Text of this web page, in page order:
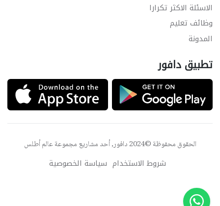
الاسئلة الاكثر تكرارا
وظائف تعليم
المدونة
تطبيق دافور
الحقوق محفوظة ©2024 دافور, أحد مشاريع مجموعة عالم أطلس
شروط الاستخدام سياسة الخصوصية